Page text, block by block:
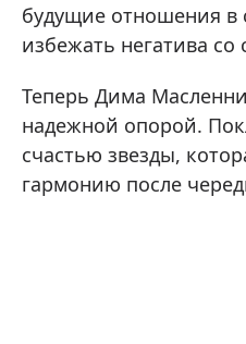
будущие отношения в
избежать негатива
Теперь Дима
надежной опорой.
счастью звезды,
гармонию после